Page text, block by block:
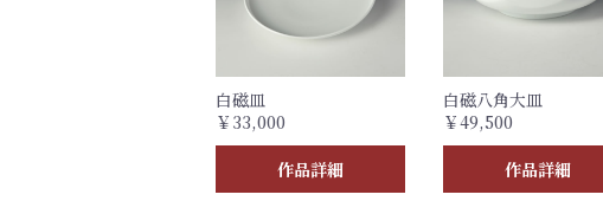
白磁皿
￥33,000
作品詳細
白磁八角大皿
￥49,500
作品詳細